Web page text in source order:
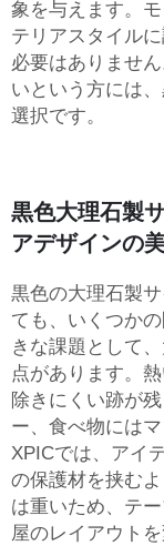
象を与えます。
テリアスタイル
必要はありませ
いという方には
選択です。
黒色大理石製
アデザインの
黒色の大理石製
ても、いくつか
きな課題として
点があります。
除きにくい跡が
ー、食べ物には
XPICでは、アイ
の保護材を挟む
は重いため、テ
屋のレイアウト